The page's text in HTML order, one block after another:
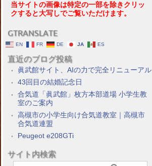
当サイトの画像は特定の一部を除きクリッ
クすると大写しでご覧いただけます。
GTRANSLATE
EN FR DE JA ES
直近のブログ投稿
眞武館サイト、AIの力で完全リニューアル
43回目の結婚記念日
合気道「眞武館」枚方本部道場 小学生教
室のご案内
高槻市の小学生向け合気道教室｜高槻市
合気道連盟
Peugeot e208GTi
サイト内検索